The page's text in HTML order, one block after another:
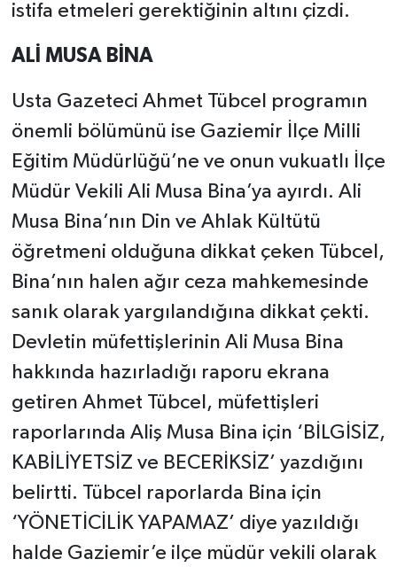
istifa etmeleri gerektiğinin altını çizdi.
ALİ MUSA BİNA
Usta Gazeteci Ahmet Tübcel programın
önemli bölümünü ise Gaziemir İlçe Milli
Eğitim Müdürlüğü’ne ve onun vukuatlı İlçe
Müdür Vekili Ali Musa Bina’ya ayırdı. Ali
Musa Bina’nın Din ve Ahlak Kültütü
öğretmeni olduğuna dikkat çeken Tübcel,
Bina’nın halen ağır ceza mahkemesinde
sanık olarak yargılandığına dikkat çekti.
Devletin müfettişlerinin Ali Musa Bina
hakkında hazırladığı raporu ekrana
getiren Ahmet Tübcel, müfettişleri
raporlarında Aliş Musa Bina için ‘BİLGİSİZ,
KABİLİYETSİZ ve BECERİKSİZ’ yazdığını
belirtti. Tübcel raporlarda Bina için
‘YÖNETİCİLİK YAPAMAZ’ diye yazıldığı
halde Gaziemir’e ilçe müdür vekili olarak